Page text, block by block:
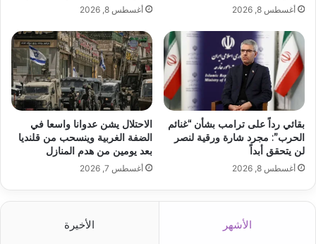
أغسطس 8, 2026 أغسطس 8, 2026
بقائي رداً على ترامب بشأن “غنائم
الحرب”: مجرد شارة ورقية لنصر
لن يتحقق أبداً
أغسطس 8, 2026
الاحتلال يشن عدوانا واسعا في
الضفة الغربية وينسحب من قلنديا
بعد يومين من هدم المنازل
أغسطس 7, 2026
الأشهر الأخيرة